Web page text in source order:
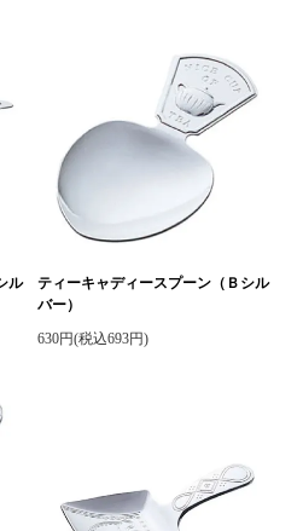
ル
ティーキャディースプーン（Ｂシル
バー）
630円(税込693円)